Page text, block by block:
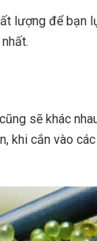
lượng để bạn
sẽ khác
khi cắn vào